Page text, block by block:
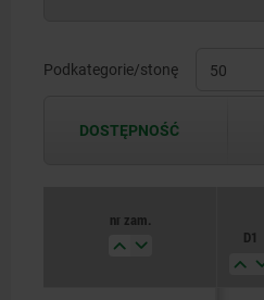
6
16
Podkategorie/stonę
DOSTĘPNOŚĆ
nr zam.
D1